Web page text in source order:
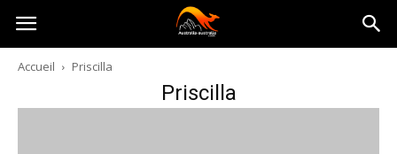
Australia-
australie.com
Accueil Priscilla
Priscilla